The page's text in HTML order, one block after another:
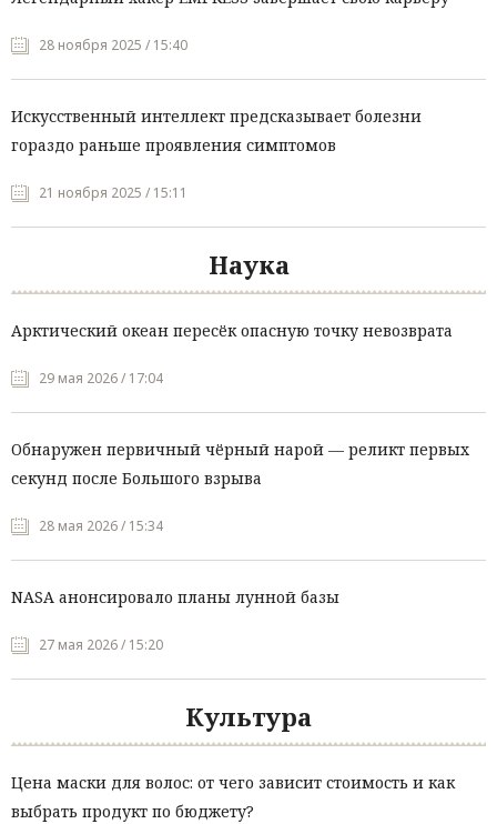
28 ноября 2025 / 15:40
Искусственный интеллект предсказывает болезни
гораздо раньше проявления симптомов
21 ноября 2025 / 15:11
Наука
Арктический океан пересёк опасную точку невозврата
29 мая 2026 / 17:04
Обнаружен первичный чёрный нарой — реликт первых
секунд после Большого взрыва
28 мая 2026 / 15:34
NASA анонсировало планы лунной базы
27 мая 2026 / 15:20
Культура
Цена маски для волос: от чего зависит стоимость и как
выбрать продукт по бюджету?